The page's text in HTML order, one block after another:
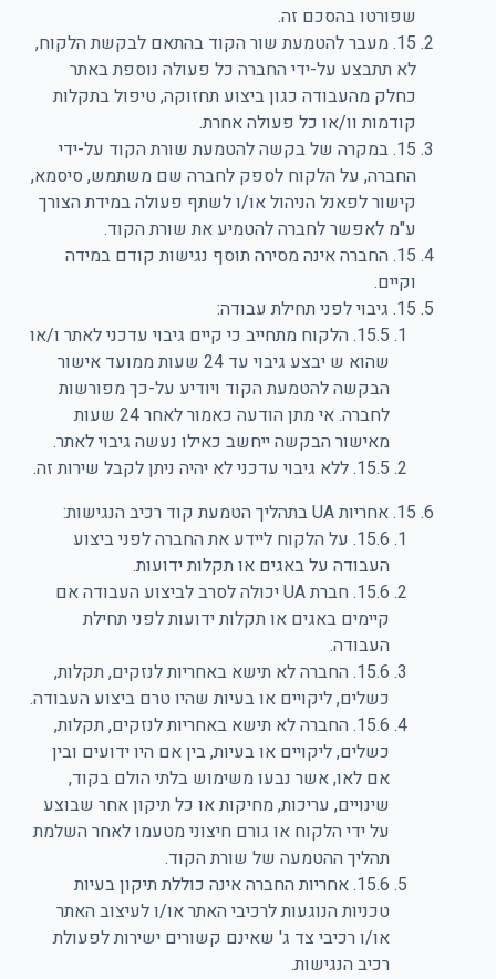
שפורטו בהסכם זה.
15. מעבר להטמעת שור הקוד בהתאם לבקשת הלקוח,
לא תתבצע על-ידי החברה כל פעולה נוספת באתר
כחלק מהעבודה כגון ביצוע תחזוקה, טיפול בתקלות
קודמות וו/או כל פעולה אחרת.
15. במקרה של בקשה להטמעת שורת הקוד על-ידי
החברה, על הלקוח לספק לחברה שם משתמש, סיסמא,
קישור לפאנל הניהול או/ו לשתף פעולה במידת הצורך
ע"מ לאפשר לחברה להטמיע את שורת הקוד.
15. החברה אינה מסירה תוסף נגישות קודם במידה
וקיים.
15. גיבוי לפני תחילת עבודה:
15.5. הלקוח מתחייב כי קיים גיבוי עדכני לאתר ו/או
שהוא ש יבצע גיבוי עד 24 שעות ממועד אישור
הבקשה להטמעת הקוד ויודיע על-כך מפורשות
לחברה. אי מתן הודעה כאמור לאחר 24 שעות
מאישור הבקשה ייחשב כאילו נעשה גיבוי לאתר.
15.5. ללא גיבוי עדכני לא יהיה ניתן לקבל שירות זה.
15. אחריות UA בתהליך הטמעת קוד רכיב הנגישות:
15.6. על הלקוח ליידע את החברה לפני ביצוע
העבודה על באגים או תקלות ידועות.
15.6. חברת UA יכולה לסרב לביצוע העבודה אם
קיימים באגים או תקלות ידועות לפני תחילת
העבודה.
15.6. החברה לא תישא באחריות לנזקים, תקלות,
כשלים, ליקויים או בעיות שהיו טרם ביצוע העבודה.
15.6. החברה לא תישא באחריות לנזקים, תקלות,
כשלים, ליקויים או בעיות, בין אם היו ידועים ובין
אם לאו, אשר נבעו משימוש בלתי הולם בקוד,
שינויים, עריכות, מחיקות או כל תיקון אחר שבוצע
על ידי הלקוח או גורם חיצוני מטעמו לאחר השלמת
תהליך ההטמעה של שורת הקוד.
15.6. אחריות החברה אינה כוללת תיקון בעיות
טכניות הנוגעות לרכיבי האתר או/ו לעיצוב האתר
או/ו רכיבי צד ג' שאינם קשורים ישירות לפעולת
רכיב הנגישות.